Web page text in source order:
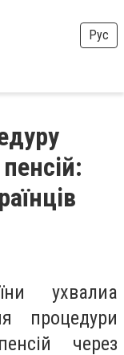
Рус
ухвалиа
процедури
через